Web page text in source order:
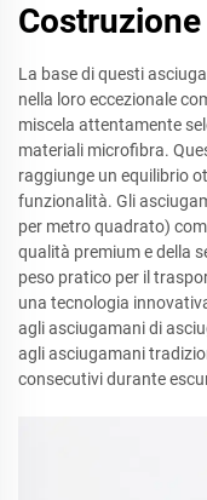
La base di questi
nella loro eccezionale
miscela attentamente
materiali microfibra.
raggiunge un equilibrio
funzionalità. Gli
per metro quadrato)
qualità premium e della
peso pratico per il
una tecnologia
agli asciugamani di
agli asciugamani
consecutivi durante